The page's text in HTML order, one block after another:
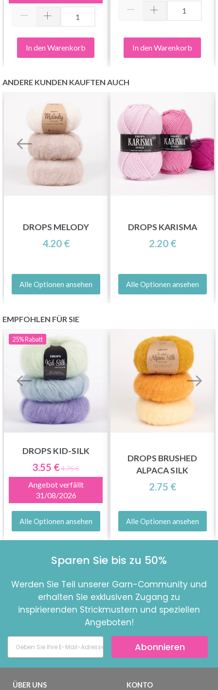
In den Warenkorb In den Warenkorb
ANDERE KUNDEN KAUFTEN AUCH
DROPS MELODY
4.20 €
Alle Optionen ansehen
DROPS KARISMA
2.20 €
Alle Optionen ansehen
EMPFOHLEN FÜR SIE
25%Rabatt
DROPS KID-SILK
3.55 €4.75 €
Angebot verfällt
31/08/2026
Alle Optionen ansehen
DROPS BRUSHED
ALPACA SILK
2.75 €
Alle Optionen ansehen
Sparen Sie bis zu 50%
Werden Sie Teil unserer Garn-Community und
erhalten Sie exklusiven Zugang zu
inspirierenden Strickmustern und speziellen
Angeboten!
Abonnieren
ÜBER UNS KONTO